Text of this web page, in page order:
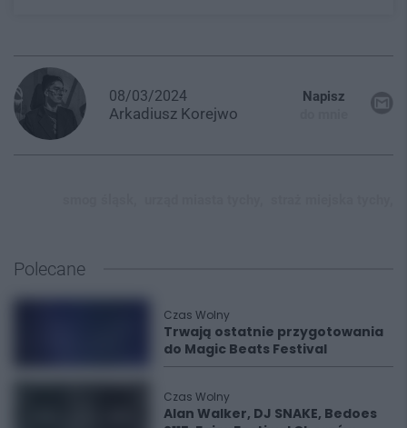
08/03/2024
Arkadiusz Korejwo
Napisz
Polecane
Czas Wolny
Trwają ostatnie przygotowania
do Magic Beats Festival
Czas Wolny
Alan Walker, DJ SNAKE, Bedoes